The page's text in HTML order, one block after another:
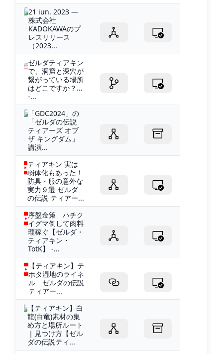
21 iun. 2023 —
株式会社
KADOKAWAのプ
レスリリース
（2023...
ゼルダティアキン
で、洞窟と深穴が
繋がっている場所
はどこですか？...
-...
「GDC2024」の
「ゼルダの伝説
ティアーズ オブ
ザ キングダム」
講演...
ティアキン 実は
弱体化もあった！
防具・服の意外な
実力９選 ゼルダ
の伝説 ティアー...
序盤金策 ハチク
イグマ倒して肉料
理稼ぐ【ゼルダ・
ティアキン・
TotK】 -...
【ティアキン】テ
ホタ湿地のライネ
ル ゼルダの伝説
ティアー...
【ティアキン】白
龍(白竜)素材の集
め方と場所ルート
｜見つけ方【ゼル
ダの伝説ティ...